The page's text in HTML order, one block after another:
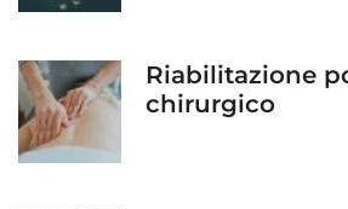
Riabilitazione
chirurgico